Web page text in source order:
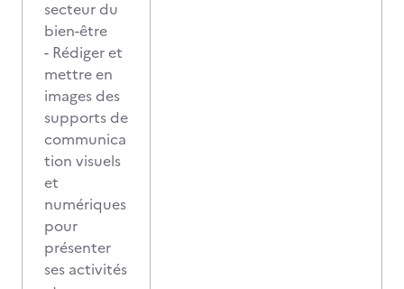
secteur du
bien-être
- Rédiger et
mettre en
images des
supports de
communica
tion visuels
et
numériques
pour
présenter
ses activités